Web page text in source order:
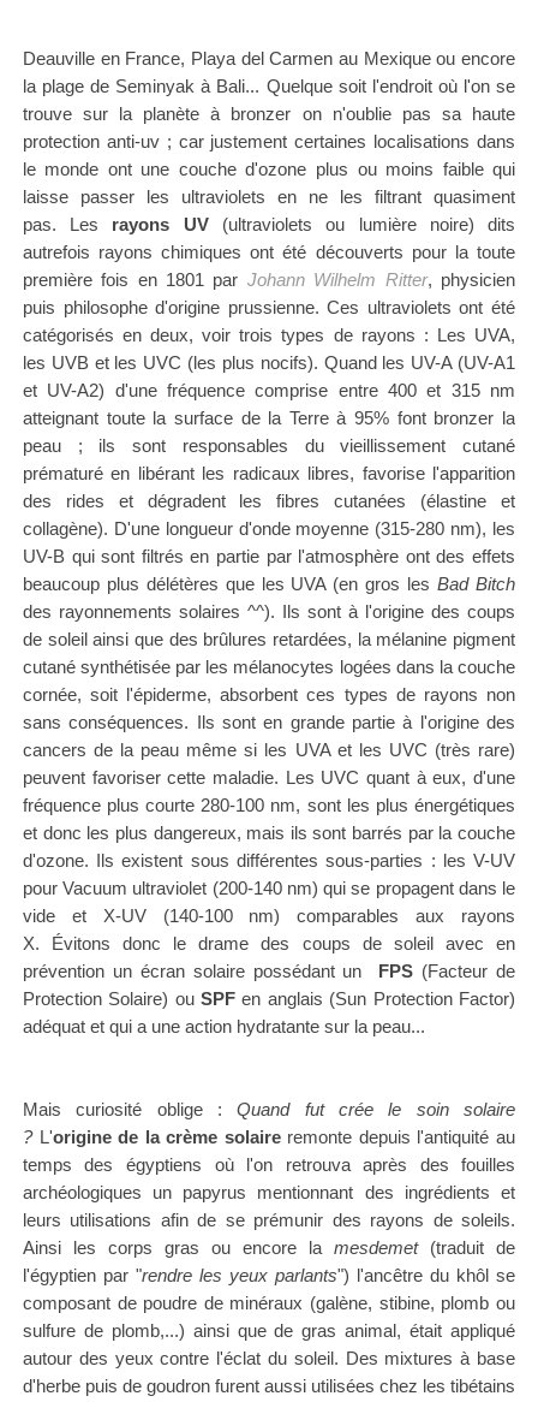
Deauville en France, Playa del Carmen au Mexique ou encore
la plage de Seminyak à Bali... Quelque soit l'endroit où l'on se
trouve sur la planète à bronzer on n'oublie pas sa haute
protection anti-uv ; car justement certaines localisations dans
le monde ont une couche d'ozone plus ou moins faible qui
laisse passer les ultraviolets en ne les filtrant quasiment
pas. Les rayons UV(ultraviolets ou lumière noire) dits
autrefois rayons chimiques ont été découverts pour la toute
première fois en 1801 par Johann Wilhelm Ritter, physicien
puis philosophe d'origine prussienne. Ces ultraviolets ont été
catégorisésen deux, voir trois types de rayons : Les UVA,
les UVBet les UVC (les plus nocifs). Quand les UV-A (UV-A1
et UV-A2) d'une fréquence comprise entre 400 et 315 nm
atteignant toute la surface de la Terre à 95% font bronzer la
peau ; ils sont responsables du vieillissement cutané
prématuré en libérant les radicaux libres, favorise l'apparition
des rides et dégradent les fibres cutanées (élastine et
collagène). D'une longueur d'onde moyenne (315-280 nm), les
UV-B qui sont filtrés en partie par l'atmosphère ont des effets
beaucoup plus délétères que les UVA (en gros lesBad Bitch
des rayonnements solaires ^^). Ils sont à l'origine des coups
de soleil ainsi que des brûlures retardées, la mélanine pigment
cutané synthétisée par les mélanocytes logées dans la couche
cornée, soit l'épiderme, absorbent ces types de rayons non
sans conséquences. Ils sont en grande partie à l'origine des
cancers de la peau même si les UVA et les UVC (très rare)
peuvent favoriser cette maladie. Les UVC quant à eux, d'une
fréquence plus courte280-100 nm, sont les plus énergétiques
et donc les plus dangereux, mais ils sont barrés par la couche
d'ozone. Ils existent sous différentes sous-parties : les V-UV
pour Vacuum ultraviolet (200-140 nm) qui se propagent dans le
vide et X-UV (140-100 nm) comparables aux rayons
X. Évitons donc le drame des coups de soleil avec en
prévention un écran solaire possédant un FPS (Facteur de
Protection Solaire) ouSPF en anglais (Sun Protection Factor)
adéquat et qui a une action hydratante sur la peau...
Mais curiosité oblige :Quand fut crée le soin solaire
? L'origine de la crème solaireremonte depuis l'antiquité au
temps des égyptiens où l'on retrouva après des fouilles
archéologiques un papyrus mentionnant des ingrédients et
leurs utilisations afin de se prémunir des rayons de soleils.
Ainsi les corps gras ou encore lamesdemet(traduit de
l'égyptien par "rendre les yeux parlants") l'ancêtre du khôl se
composant de poudre de minéraux (galène, stibine, plomb ou
sulfure de plomb,...) ainsi que de gras animal, était appliqué
autour des yeux contre l'éclat du soleil. Des mixtures à base
d'herbe puis de goudron furent aussi utilisées chez les tibétains